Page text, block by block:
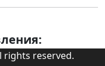
rights reserved.